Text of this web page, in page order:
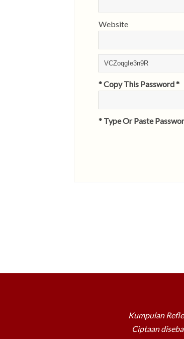
Website
* Copy This Password *
* Type Or Paste
Kumpulan
Ciptaan